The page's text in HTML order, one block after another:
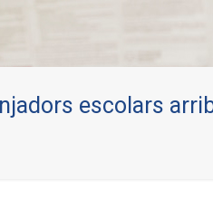
escolars